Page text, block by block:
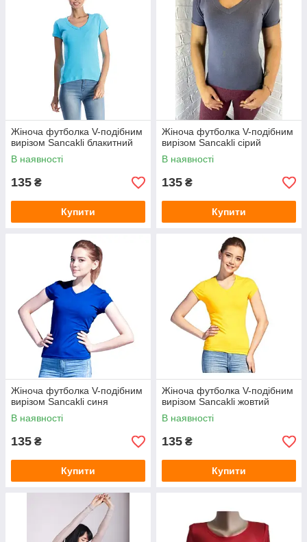
Жіноча футболка V-подібним
вирізом Sancakli блакитний
В наявності
135 ₴
Купити
Жіноча футболка V-подібним
вирізом Sancakli сірий
В наявності
135 ₴
Купити
Жіноча футболка V-подібним
вирізом Sancakli синя
В наявності
135 ₴
Купити
Жіноча футболка V-подібним
вирізом Sancakli жовтий
В наявності
135 ₴
Купити